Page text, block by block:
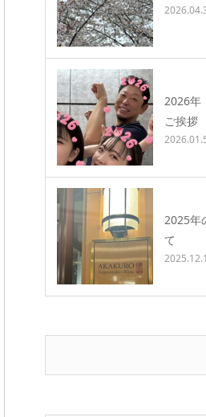
2026
ご挨拶
2025年
て